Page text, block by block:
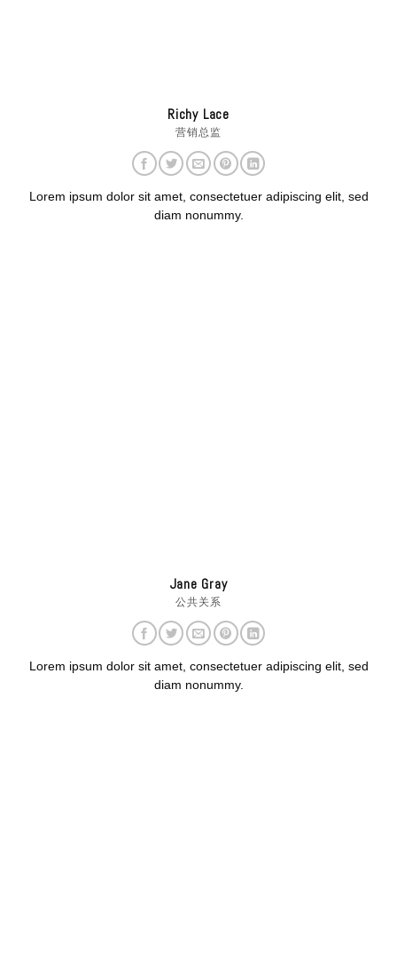
Richy Lace
营销总监
Lorem ipsum dolor sit amet, consectetuer adipiscing elit, sed
diam nonummy.
Jane Gray
公共关系
Lorem ipsum dolor sit amet, consectetuer adipiscing elit, sed
diam nonummy.